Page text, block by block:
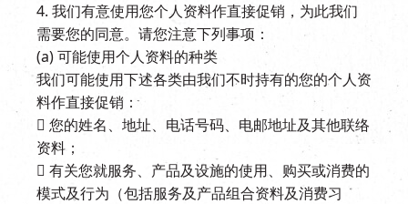
4. 我们有意使用您个人资料作直接促销，为此我们
需要您的同意。请您注意下列事项：
(a) 可能使用个人资料的种类
我们可能使用下述各类由我们不时持有的您的个人资
料作直接促销：
 您的姓名、地址、电话号码、电邮地址及其他联络
资料；
 有关您就服务、产品及设施的使用、购买或消费的
模式及行为（包括服务及产品组合资料及消费习